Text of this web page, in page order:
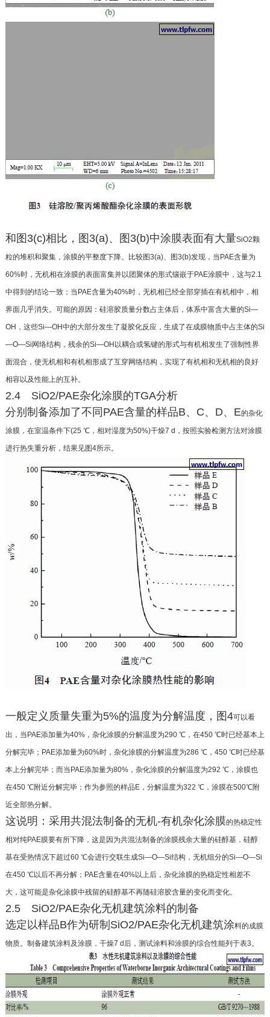
和图3(c)相比，图3(a)、图3(b)中涂膜表面有大量SiO2颗
粒的堆积和聚集，涂膜的平整度下降。比较图3(a)、图3(b)发现，当PAE含量为
60%时，无机相在涂膜的表面富集并以团聚体的形式镶嵌于PAE涂膜中，这与2.1
中得到的结论一致；当PAE含量为40%时，无机相已经全部穿插在有机相中，相
界面几乎消失。可能的原因：硅溶胶质量分数占主体后，体系中富含大量的Si—
OH，这些Si—OH中的大部分发生了凝胶化反应，生成了在成膜物质中占主体的Si
—O—Si网络结构，残余的Si—OH以耦合或氢键的形式与有机相发生了强制性界
面混合，使无机相和有机相形成了互穿网络结构，实现了有机相和无机相的良好
相容以及性能上的互补。
2.4 SiO2/PAE杂化涂膜的TGA分析
分别制备添加了不同PAE含量的样品B、C、D、E的杂化
涂膜，在室温条件下(25 ℃，相对湿度为50%)干燥7 d，按照实验检测方法对涂膜
进行热失重分析， 结果见图4所示。
一般定义质量失重为5%的温度为分解温度，图4可以看
出，当PAE添加量为40%，杂化涂膜的分解温度为290 ℃，在450 ℃时已经基本上
分解完毕；PAE添加量为60%时，杂化涂膜的分解温度为286 ℃，450 ℃时已经基
本上分解完毕；而当PAE添加量为80%，杂化涂膜的分解温度为292 ℃，涂膜也
在450 ℃附近分解完毕；作为参照的样品E，分解温度为322 ℃，涂膜在500℃附
近全部热分解。
这说明：采用共混法制备的无机-有机杂化涂膜的热稳定性
相对纯PAE膜要有所下降，这是因为共混法制备的涂膜残余大量的硅醇基，硅醇
基在受热情况下超过60 ℃会进行交联生成Si—O—Si结构，无机组分的Si—O—Si
在450 ℃以后不再分解；PAE含量在40%以上后，杂化涂膜的热稳定性相差不
大，这可能是杂化涂膜中残留的硅醇基不再随硅溶胶含量的变化而变化。
2.5 SiO2/PAE杂化无机建筑涂料的制备
选定以样品B作为研制SiO2/PAE杂化无机建筑涂料的成膜
物质。制备建筑涂料及涂膜，干燥7 d后，测试涂料和涂膜的综合性能列于表3。